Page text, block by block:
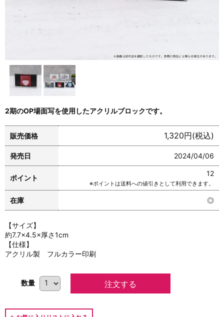
2期のOP場面写を使用したアクリルブロックです。
販売価格 1,320円(税込)
発売日 2024/04/06
ポイント
12
※ポイントは送料への値引きとして利用できます。
在庫 ◎
【サイズ】
約7.7×4.5×厚さ1cm
【仕様】
アクリル製 フルカラー印刷
数量